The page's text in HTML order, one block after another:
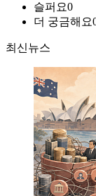
슬퍼요0
더 궁금해요
최신뉴스